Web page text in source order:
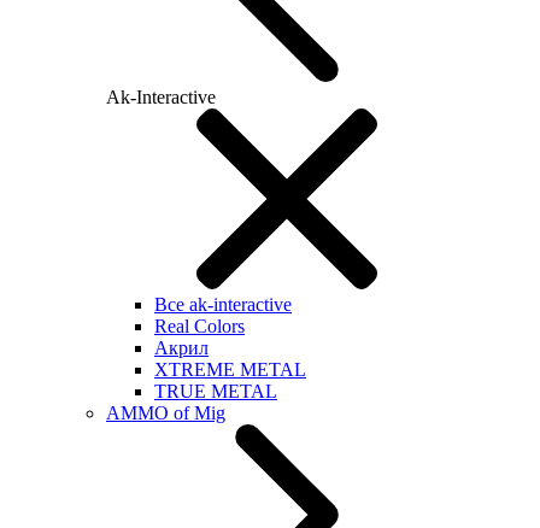
Ak-Interactive
Все ak-interactive
Real Colors
Акрил
XTREME METAL
TRUE METAL
AMMO of Mig